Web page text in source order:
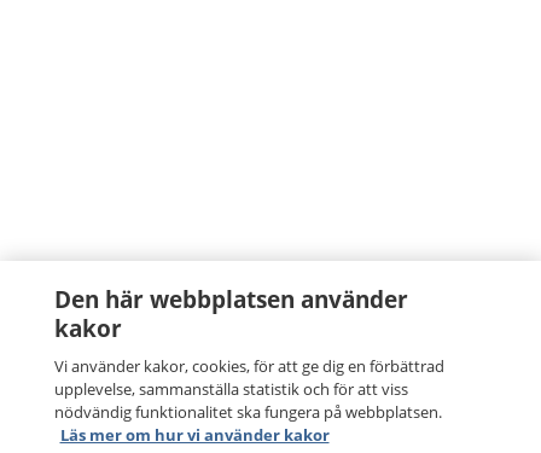
Den här webbplatsen använder
kakor
Vi använder kakor, cookies, för att ge dig en förbättrad
upplevelse, sammanställa statistik och för att viss
nödvändig funktionalitet ska fungera på webbplatsen.
Läs mer om hur vi använder kakor